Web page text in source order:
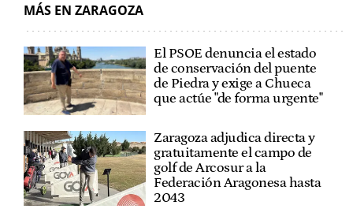
MÁS EN ZARAGOZA
El PSOE denuncia el estado
de conservación del puente
de Piedra y exige a Chueca
que actúe "de forma urgente"
Zaragoza adjudica directa y
gratuitamente el campo de
golf de Arcosur a la
Federación Aragonesa hasta
2043